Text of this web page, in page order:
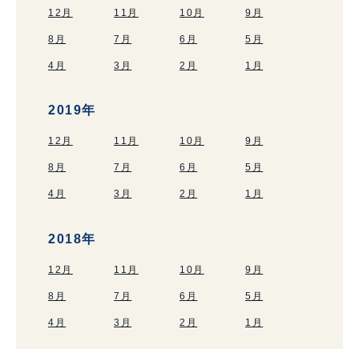
12月 11月 10月 9月
8月 7月 6月 5月
4月 3月 2月 1月
2019年
12月 11月 10月 9月
8月 7月 6月 5月
4月 3月 2月 1月
2018年
12月 11月 10月 9月
8月 7月 6月 5月
4月 3月 2月 1月